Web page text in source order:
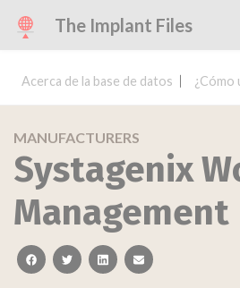
The Implant Files
Acerca de la base de datos ¿Cómo
MANUFACTURERS
Systagenix
Management
facebooktwitterlinkedinemail